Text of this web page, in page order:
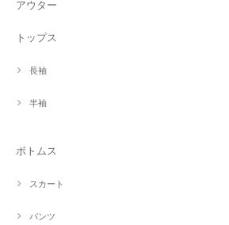
アウター
トップス
長袖
半袖
ボトムス
スカート
パンツ